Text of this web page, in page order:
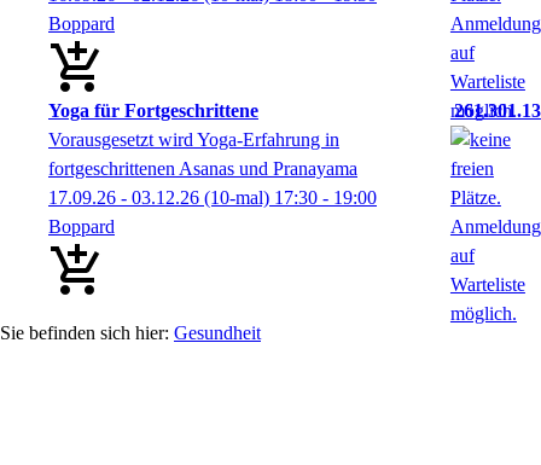
Boppard
Yoga für Fortgeschrittene
261.301.13
Vorausgesetzt wird Yoga-Erfahrung in
fortgeschrittenen Asanas und Pranayama
17.09.26 - 03.12.26 (10-mal) 17:30 - 19:00
Boppard
Gesundheit